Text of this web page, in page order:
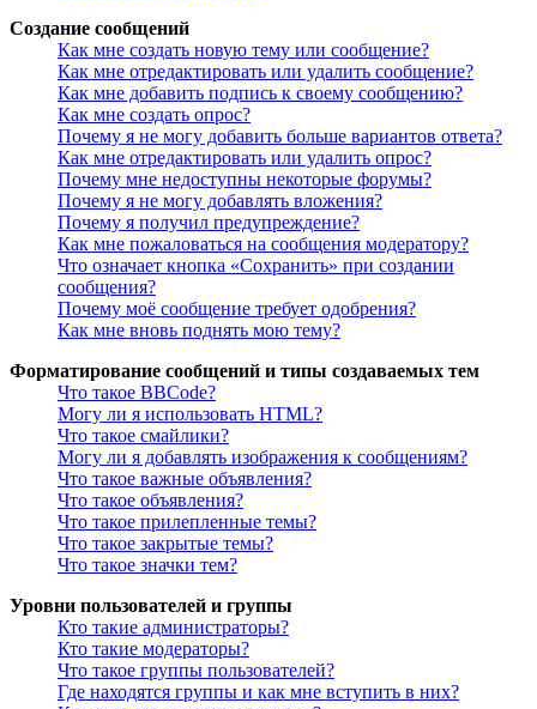
Создание сообщений
Как мне создать новую тему или сообщение?
Как мне отредактировать или удалить сообщение?
Как мне добавить подпись к своему сообщению?
Как мне создать опрос?
Почему я не могу добавить больше вариантов ответа?
Как мне отредактировать или удалить опрос?
Почему мне недоступны некоторые форумы?
Почему я не могу добавлять вложения?
Почему я получил предупреждение?
Как мне пожаловаться на сообщения модератору?
Что означает кнопка «Сохранить» при создании
сообщения?
Почему моё сообщение требует одобрения?
Как мне вновь поднять мою тему?
Форматирование сообщений и типы создаваемых тем
Что такое BBCode?
Могу ли я использовать HTML?
Что такое смайлики?
Могу ли я добавлять изображения к сообщениям?
Что такое важные объявления?
Что такое объявления?
Что такое прилепленные темы?
Что такое закрытые темы?
Что такое значки тем?
Уровни пользователей и группы
Кто такие администраторы?
Кто такие модераторы?
Что такое группы пользователей?
Где находятся группы и как мне вступить в них?